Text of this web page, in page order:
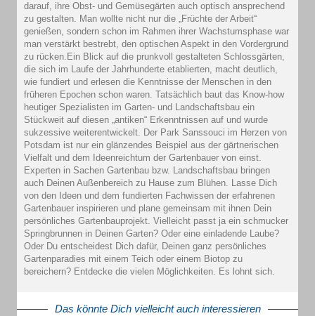
darauf, ihre Obst- und Gemüsegärten auch optisch ansprechend
zu gestalten. Man wollte nicht nur die „Früchte der Arbeit“
genießen, sondern schon im Rahmen ihrer Wachstumsphase war
man verstärkt bestrebt, den optischen Aspekt in den Vordergrund
zu rücken.Ein Blick auf die prunkvoll gestalteten Schlossgärten,
die sich im Laufe der Jahrhunderte etablierten, macht deutlich,
wie fundiert und erlesen die Kenntnisse der Menschen in den
früheren Epochen schon waren. Tatsächlich baut das Know-how
heutiger Spezialisten im Garten- und Landschaftsbau ein
Stückweit auf diesen „antiken“ Erkenntnissen auf und wurde
sukzessive weiterentwickelt. Der Park Sanssouci im Herzen von
Potsdam ist nur ein glänzendes Beispiel aus der gärtnerischen
Vielfalt und dem Ideenreichtum der Gartenbauer von einst.
Experten in Sachen Gartenbau bzw. Landschaftsbau bringen
auch Deinen Außenbereich zu Hause zum Blühen. Lasse Dich
von den Ideen und dem fundierten Fachwissen der erfahrenen
Gartenbauer inspirieren und plane gemeinsam mit ihnen Dein
persönliches Gartenbauprojekt. Vielleicht passt ja ein schmucker
Springbrunnen in Deinen Garten? Oder eine einladende Laube?
Oder Du entscheidest Dich dafür, Deinen ganz persönliches
Gartenparadies mit einem Teich oder einem Biotop zu
bereichern? Entdecke die vielen Möglichkeiten. Es lohnt sich.
Das könnte Dich vielleicht auch interessieren